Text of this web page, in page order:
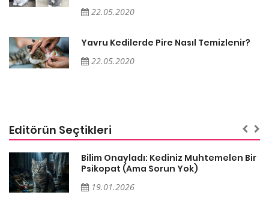
22.05.2020
Yavru Kedilerde Pire Nasıl Temizlenir?
22.05.2020
Editörün Seçtikleri
Bilim Onayladı: Kediniz Muhtemelen Bir
Psikopat (Ama Sorun Yok)
19.01.2026